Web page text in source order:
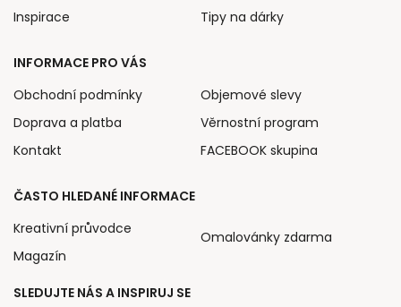
SLEDUJTE NÁS A INSPIRUJ SE
Inspirace
Tipy na dárky
INFORMACE PRO VÁS
Obchodní podmínky
Doprava a platba
Kontakt
Objemové slevy
Věrnostní program
FACEBOOK skupina
ČASTO HLEDANÉ INFORMACE
Kreativní průvodce
Magazín
Omalovánky zdarma